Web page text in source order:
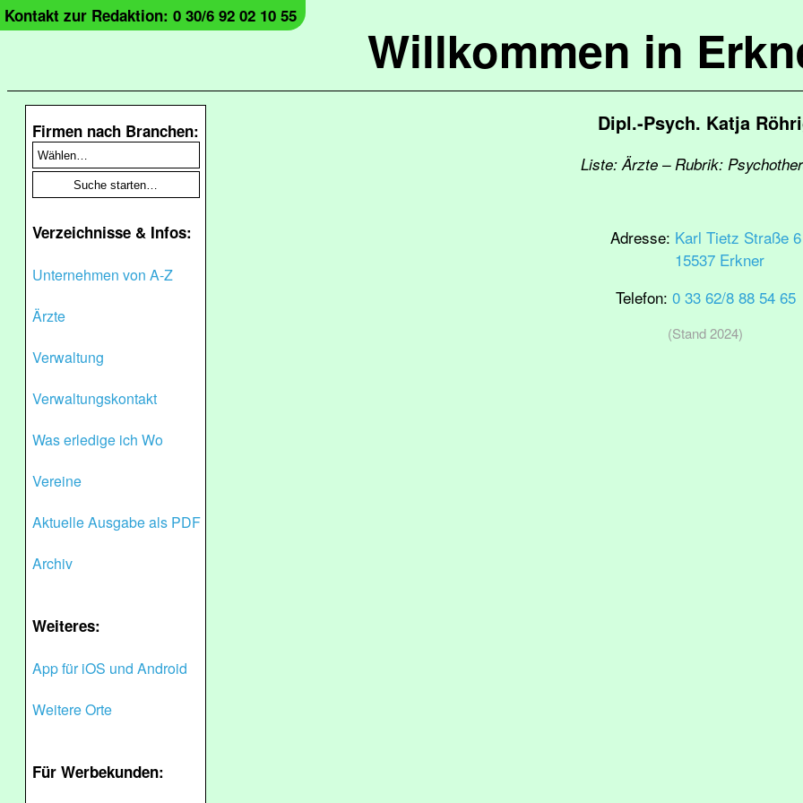
Willkommen in
Kontakt zur Redaktion: 0 30/6 92 02 10 55
Firmen nach Branchen:
Verzeichnisse & Infos:
Unternehmen von A-Z
Ärzte
Verwaltung
Verwaltungskontakt
Was erledige ich Wo
Vereine
Aktuelle Ausgabe als PDF
Archiv
Weiteres:
App für iOS und Android
Weitere Orte
Für Werbekunden:
Dipl.-Psych. Katja
Liste: Ärzte – Rubrik:
Adresse: Karl Tietz Straße 6
15537 Erkner
Telefon: 0 33 62/8 88 54 65
(Stand 2024)